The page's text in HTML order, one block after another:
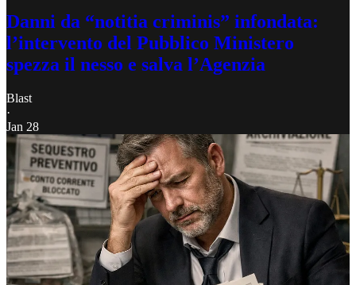
Danni da “notitia criminis” infondata:
l’intervento del Pubblico Ministero
spezza il nesso e salva l’Agenzia
Blast
·
Jan 28